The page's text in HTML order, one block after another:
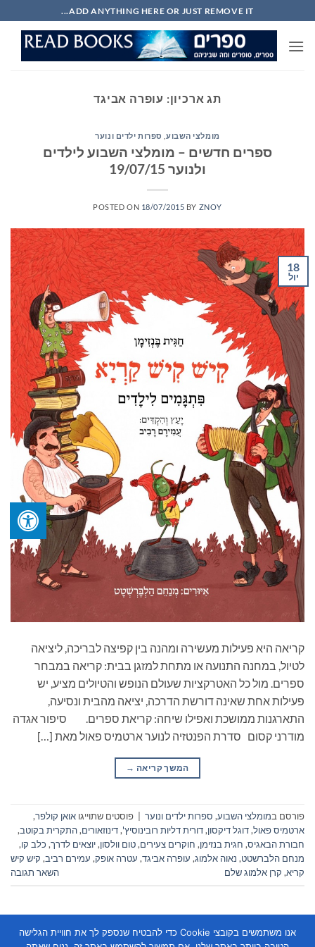
to
content
ADD ANYTHING HERE OR JUST REMOVE IT...
תג ארכיון: עופרה אביגד
מומלצי השבוע ספרות ילדים ונוער
ספרים חדשים – מומלצי השבוע לילדים
ולנוער 19/07/15
POSTED ON 18/07/2015 BY ZNOY
18
יול
קריאה היא פעילות מעשירה ומהנה בין קפיצה לבריכה, ליציאה
לטיול, במחנה התנועה או מתחת למזגן בבית: קריאה במבחר
ספרים. מול כל האטרקציות שעולם הנופש והטיולים מציע, יש
פעילות אחת שאינה דורשת הדרכה, יציאה מהבית ונסיעה,
התארגנות ממושכת ואפילו שיחה: קריאת ספרים. סיפור אגדה
מודרני קסום סדרת הפנטזיה לנוער ארטמיס פאול מאת […]
המשך קריאה →
פורסם במומלצי השבוע, ספרות ילדים ונוער פוסטים שתוייגו אואן קולפר,
ארטמיס פאול,דוגל דיקסון,דורית דליות רובינוסיץ',דינוזאורים,התקרית בקוטב,
חבורת הבאגיס, חגית בנזימן, חוקרים צעירים,טום וולסון,יוצאים לדרך, כלב קו,
מנחם הלברשטט, נאוה אלמוג, עופרה אביגד, עטרה אופק, עמירם רביב, קיש קיש
קריא, קרן אלמוג שלם השאר תגובה
אנו משתמשים בקובצי Cookie כדי להבטיח שנספק לך את חוויית הגלישה